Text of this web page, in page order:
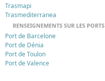
Trasmapi
Trasmediterranea
RENSEIGNEMENTS SUR LES PORTS
Port de Barcelone
Port de Dénia
Port de Toulon
Port de Valence